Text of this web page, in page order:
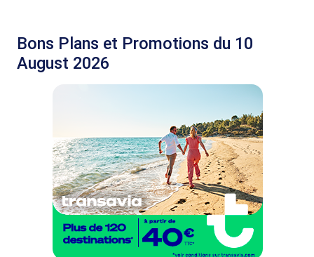
Bons Plans et Promotions du 10
August 2026